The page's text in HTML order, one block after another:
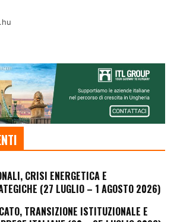
CRISI ENERGETICA E
(27 LUGLIO – 1 AGOSTO 2026)
TRANSIZIONE ISTITUZIONALE E